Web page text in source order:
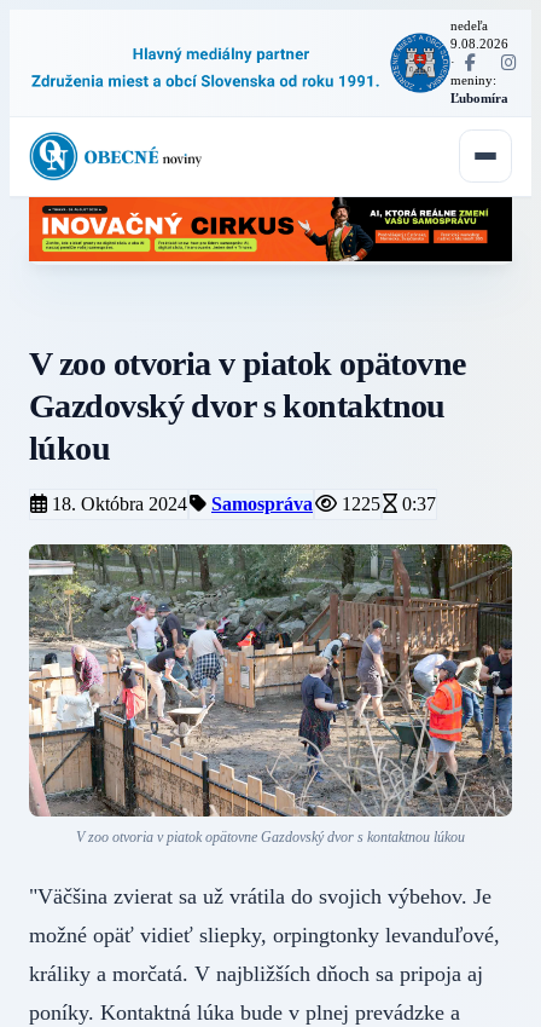
nedeľa
9.08.2026
·
meniny:
Ľubomíra
V zoo otvoria v piatok opätovne
Gazdovský dvor s kontaktnou
lúkou
18. Októbra 2024 Samospráva 1225 0:37
V zoo otvoria v piatok opätovne Gazdovský dvor s kontaktnou lúkou
"Väčšina zvierat sa už vrátila do svojich výbehov. Je
možné opäť vidieť sliepky, orpingtonky levanduľové,
králiky a morčatá. V najbližších dňoch sa pripoja aj
poníky. Kontaktná lúka bude v plnej prevádzke a